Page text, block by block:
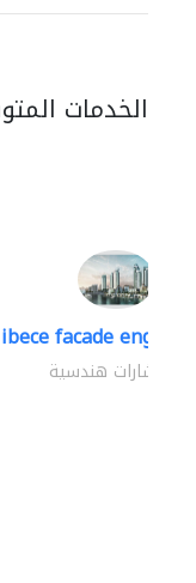
الخدمات
ibece facade
استشارات هندسية